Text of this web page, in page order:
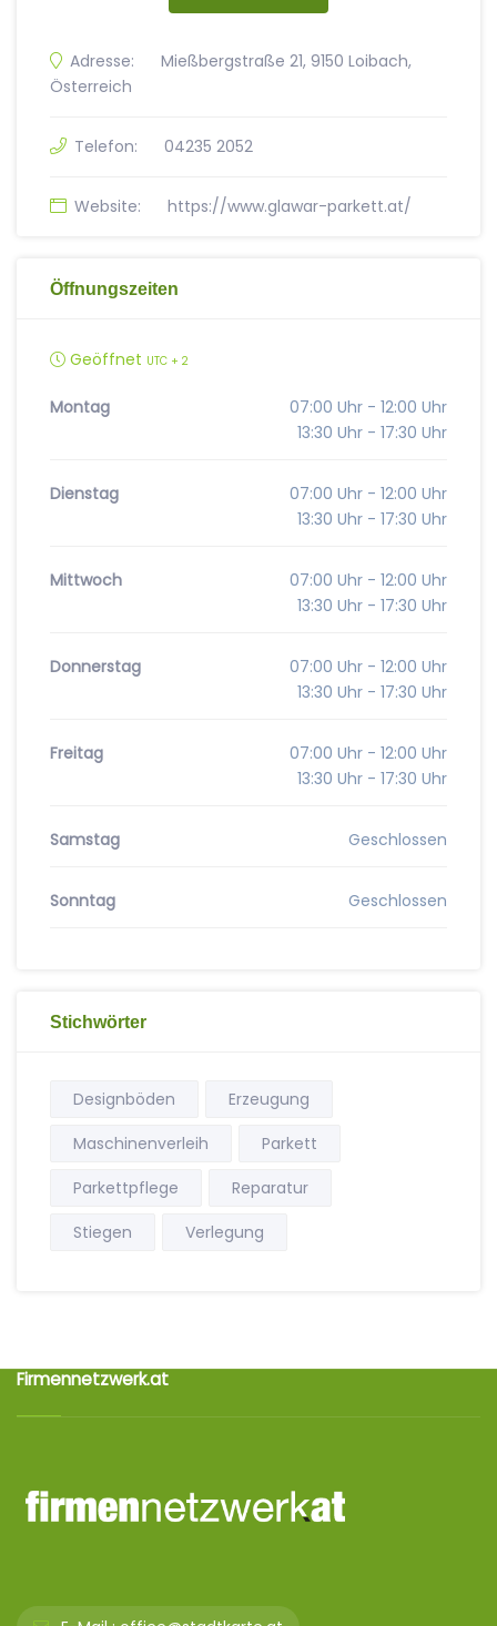
Adresse:
Mießbergstraße 21, 9150 Loibach,
Österreich
Telefon: 04235 2052
Website: https://www.glawar-parkett.at/
Öffnungszeiten
Geöffnet UTC + 2
Montag
07:00 Uhr - 12:00 Uhr
13:30 Uhr - 17:30 Uhr
Dienstag
07:00 Uhr - 12:00 Uhr
13:30 Uhr - 17:30 Uhr
Mittwoch
07:00 Uhr - 12:00 Uhr
13:30 Uhr - 17:30 Uhr
Donnerstag
07:00 Uhr - 12:00 Uhr
13:30 Uhr - 17:30 Uhr
Freitag
07:00 Uhr - 12:00 Uhr
13:30 Uhr - 17:30 Uhr
Samstag Geschlossen
Sonntag Geschlossen
Stichwörter
Designböden
Erzeugung
Maschinenverleih
Parkett
Parkettpflege
Reparatur
Stiegen
Verlegung
Firmennetzwerk.at